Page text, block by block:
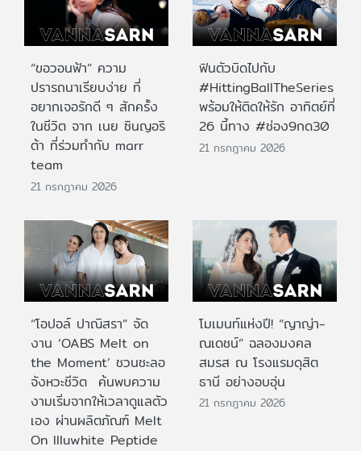
“ขอวอนฟ้า” ความ
ปรารถนาเรียบง่าย ที่
อยากเจอรักดี ๆ สักครั้ง
ในชีวิต จาก เนย ซินญอริ
ต้า ที่ร่วมทำกับ marr
team
21 กรกฎาคม 2026
ฟินตัวบิดไปกับ
#HittingBallTheSeries
พร้อมให้ติดให้รัก อาทิตย์ที่
26 นี้ทาง #ช่อง9กด30
21 กรกฎาคม 2026
“โอปอล์ ปาณิสรา” จัด
งาน ‘OABS Melt on
the Moment’ ชวนชะลอ
จังหวะชีวิต ค้นพบความ
งามเริ่มจากให้เวลาดูแลตัว
เอง ผ่านผลิตภัณฑ์ Melt
On Illuwhite Peptide
โมเมนท์แห่งปี! “ญาญ่า-
ณเดชน์” ฉลองมงคล
สมรส ณ โรงแรมดุสิต
ธานี อย่างอบอุ่น
21 กรกฎาคม 2026